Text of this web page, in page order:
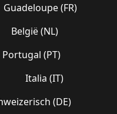
Guadeloupe (FR)
België (NL)
Portugal (PT)
Italia (IT)
(DE)